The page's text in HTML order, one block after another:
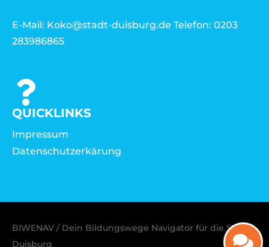
E-Mail: Koko@stadt-duisburg.de Telefon: 0203
283986865
QUICKLINKS
Impressum
Datenschutzerkärung
BIWENAV / Dein Bildungswege Navigator für die Stadt
Duisburg